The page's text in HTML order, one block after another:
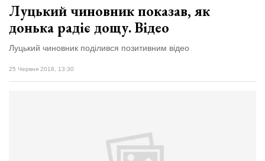
Луцький чиновник показав, як
донька радіє дощу. Відео
Луцький чиновник поділився позитивним відео
25 Червня 2018, 13:30